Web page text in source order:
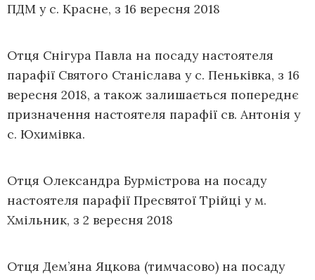
ПДМ у с. Красне, з 16 вересня 2018
Отця Снігура Павла на посаду настоятеля
парафії Святого Станіслава у с. Пеньківка, з 16
вересня 2018, а також залишається попереднє
призначення настоятеля парафії св. Антонія у
с. Юхимівка.
Отця Олександра Бурмістрова на посаду
настоятеля парафії Пресвятої Трійці у м.
Хмільник, з 2 вересня 2018
Отця Дем’яна Яцкова (тимчасово) на посаду